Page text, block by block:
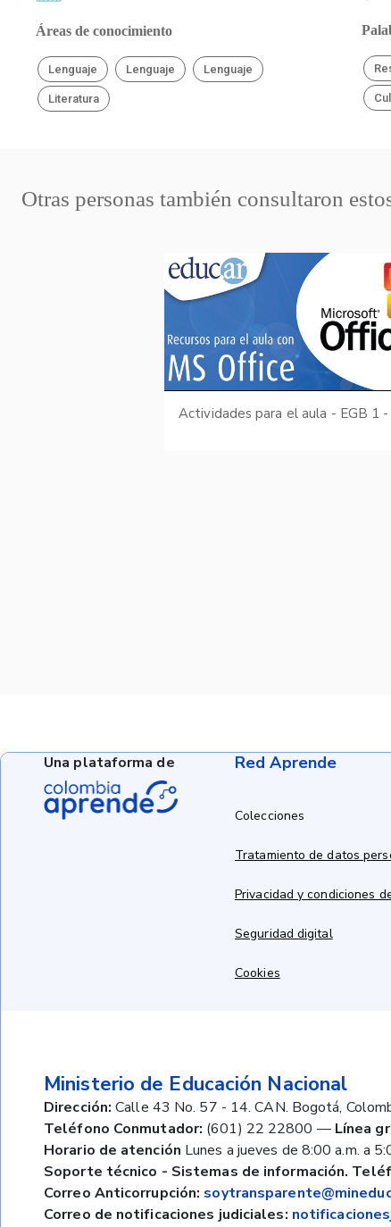
Áreas de conocimiento
Lenguaje Lenguaje Lenguaje
Literatura
Otras personas también consultaron
Red Aprende
Colecciones
Tratamiento de datos
Privacidad y condiciones
Seguridad digital
Cookies
Ministerio de Educación Nacional
Dirección: Calle 43 No. 57 - 14. CAN. Bogotá,
Teléfono Conmutador: (601) 22 22800 — Línea
Horario de atención Lunes a jueves de 8:00 a.m. a
Soporte técnico - Sistemas de información.
Correo Anticorrupción:
Correo de notificaciones judiciales:
Una plataforma de